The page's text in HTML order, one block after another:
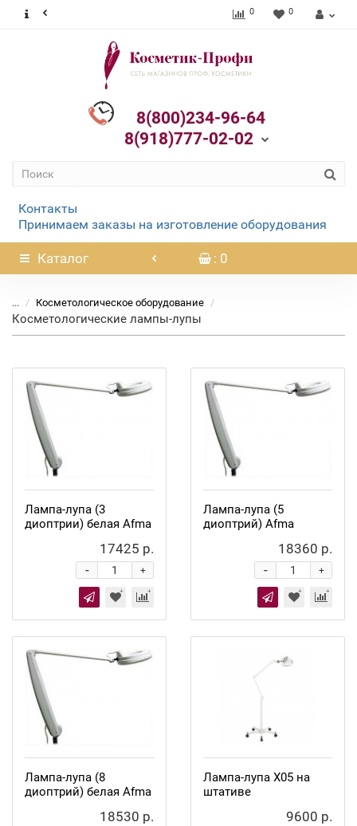
0 0
8(800)234-96-64
8(918)777-02-02
Контакты
Принимаем заказы на изготовление оборудования
Каталог : 0
... Косметологическое оборудование
Косметологические лампы-лупы
Лампа-лупа (3
диоптрии) белая Afma
17425 р.
+
-
Лампа-лупа (5
диоптрий) Afma
18360 р.
+
-
Лампа-лупа (8
диоптрий) белая Afma
18530 р.
Лампа-лупа X05 на
штативе
9600 р.